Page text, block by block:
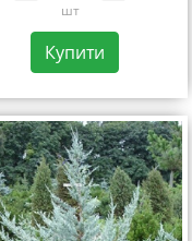
шт
Купити